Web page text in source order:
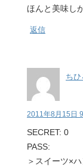
ほんと美味し
返信
ち
2011年8月15日
SECRET: 0
PASS:
＞スイーツ×